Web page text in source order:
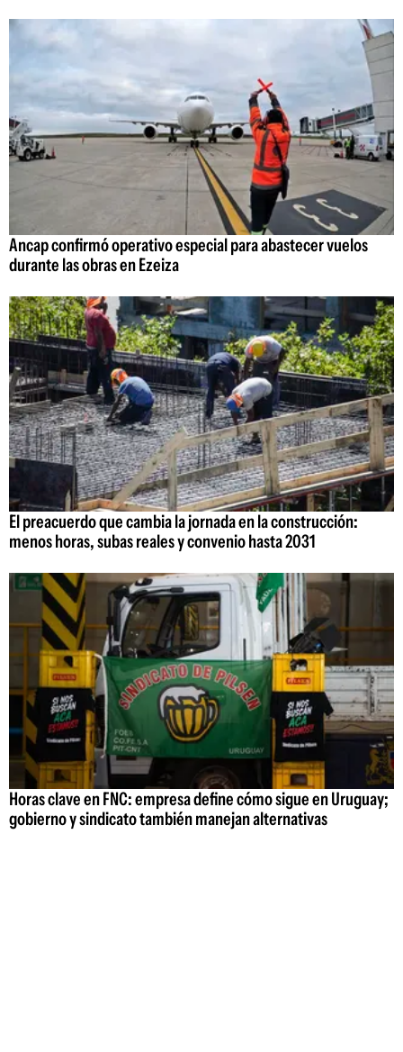
Ancap confirmó operativo especial para abastecer vuelos
durante las obras en Ezeiza
El preacuerdo que cambia la jornada en la construcción:
menos horas, subas reales y convenio hasta 2031
Horas clave en FNC: empresa define cómo sigue en Uruguay;
gobierno y sindicato también manejan alternativas